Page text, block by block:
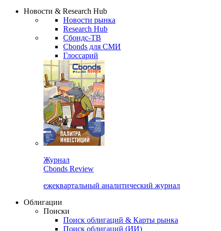
Сбондс Люди
Новости & Research Hub
Новости рынка
Research Hub
Сбондс-ТВ
Cbonds для СМИ
Глоссарий
Cbonds Review
ежеквартальный аналитический журнал